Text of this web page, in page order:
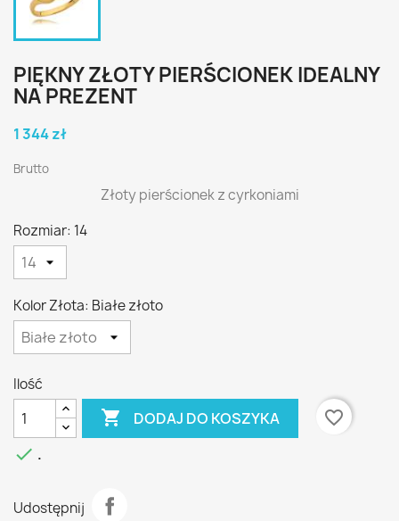
PIĘKNY ZŁOTY PIERŚCIONEK IDEALNY
NA PREZENT
1 344 zł
Brutto
Złoty pierścionek z cyrkoniami
Rozmiar: 14
Kolor Złota: Białe złoto
Ilość
 DODAJ DO KOSZYKA
favorite_border
 .
Udostępnij